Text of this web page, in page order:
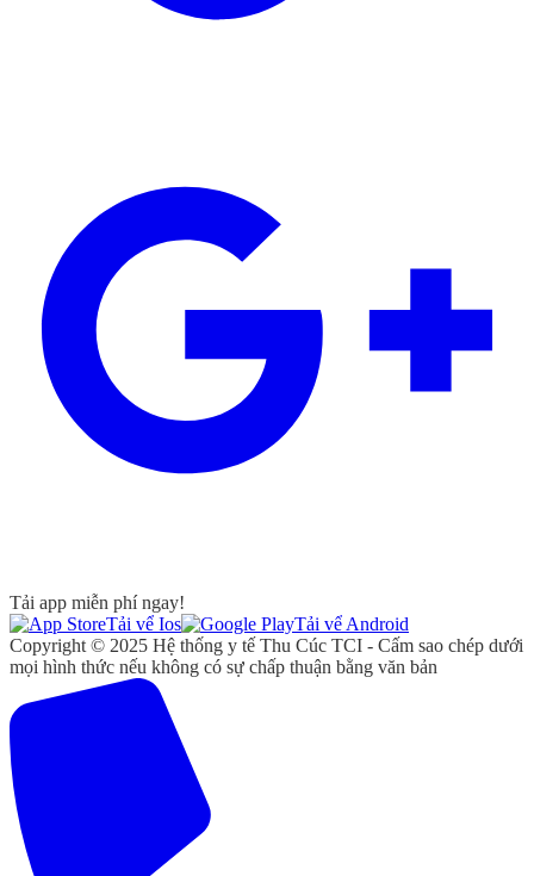
Tải app miễn phí ngay!
Tải vể Ios
Tải vể Android
Copyright © 2025 Hệ thống y tế Thu Cúc TCI - Cấm sao chép dưới
mọi hình thức nếu không có sự chấp thuận bằng văn bản